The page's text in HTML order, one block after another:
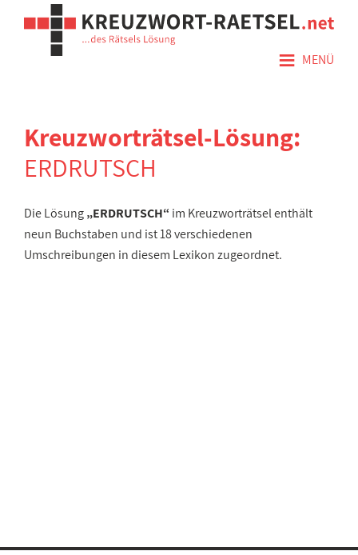
≡ MENÜ
Kreuzworträtsel-Lösung:
ERDRUTSCH
Die Lösung„ERDRUTSCH“ im Kreuzworträtsel enthält
neun Buchstaben und ist 18 verschiedenen
Umschreibungen in diesem Lexikon zugeordnet.